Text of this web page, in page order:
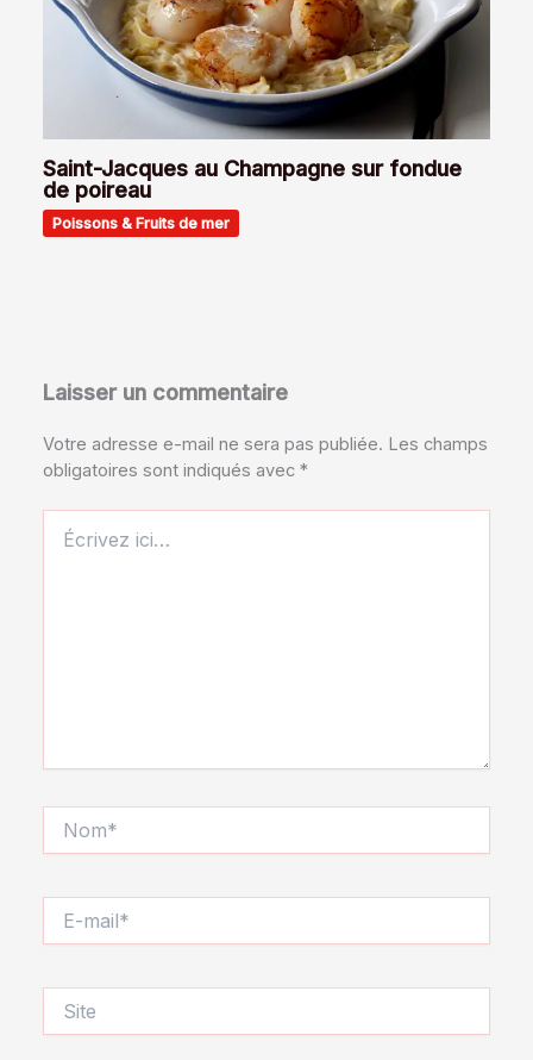
Saint-Jacques au Champagne sur fondue
de poireau
Poissons & Fruits de mer
Laisser un commentaire
Votre adresse e-mail ne sera pas publiée. Les champs
obligatoires sont indiqués avec*
ici…
mail*